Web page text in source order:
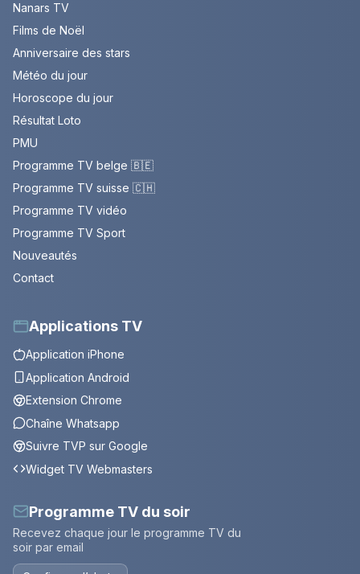
Nanars TV
Films de Noël
Anniversaire des stars
Météo du jour
Horoscope du jour
Résultat Loto
PMU
Programme TV belge 🇧🇪
Programme TV suisse 🇨🇭
Programme TV vidéo
Programme TV Sport
Nouveautés
Contact
Applications TV
Application iPhone
Application Android
Extension Chrome
Chaîne Whatsapp
Suivre TVP sur Google
Widget TV Webmasters
Programme TV du soir
Recevez chaque jour le programme TV du
soir par email